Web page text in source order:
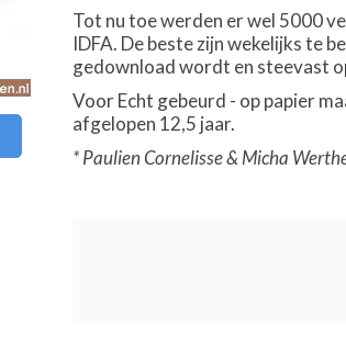
Tot nu toe werden er wel 5000
IDFA. De beste zijn wekelijks te
gedownload wordt en steevast
Voor Echt gebeurd - op papier
afgelopen 12,5 jaar.
* Paulien Cornelisse & Micha